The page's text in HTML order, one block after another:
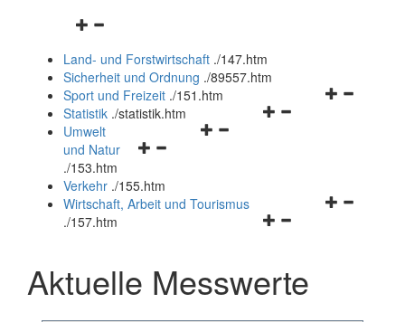
Navigationsmenü
und
schließen
Land- und Forstwirtschaft ./147.htm
Sicherheit und Ordnung ./89557.htm
Navigationsmenü
Sport und Freizeit ./151.htm
Navigationsmenü
Statistik ./statistik.htm
Navigationsmenü
und
schließen
Umwelt
und Natur
./153.htm
Verkehr ./155.htm
Navigationsmenü
schließen
Wirtschaft, Arbeit und Tourismus
./157.htm
Aktuelle Messwerte